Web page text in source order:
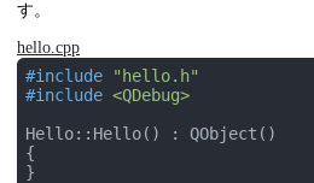
// WRITEで宣言した関数を実装
// 数値型であればconstや&は
void
setText (
};
す。
hello.cpp
#include
"hello.h"
#include <QDebug>
Hello::Hello() : QObject()
{
}